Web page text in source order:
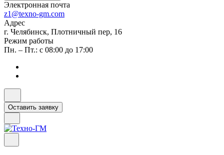
Электронная почта
z1@texno-gm.com
Адрес
г. Челябинск, Плотничный пер, 16
Режим работы
Пн. – Пт.: с 08:00 до 17:00
Оставить заявку